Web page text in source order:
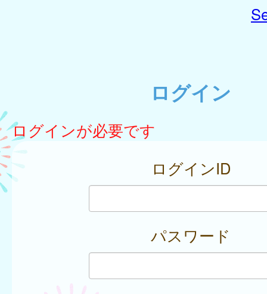
ログイン
ログインが必要です
ログインID
パスワード